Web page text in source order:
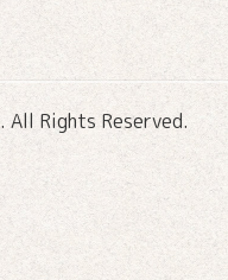
. All Rights Reserved.